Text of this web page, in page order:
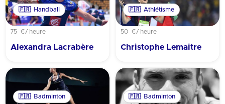
🇫🇷 Handball
75 €/ heure
Alexandra Lacrabère
🇫🇷 Athlétisme
50 €/ heure
Christophe Lemaitre
🇫🇷 Badminton 🇫🇷 Badminton